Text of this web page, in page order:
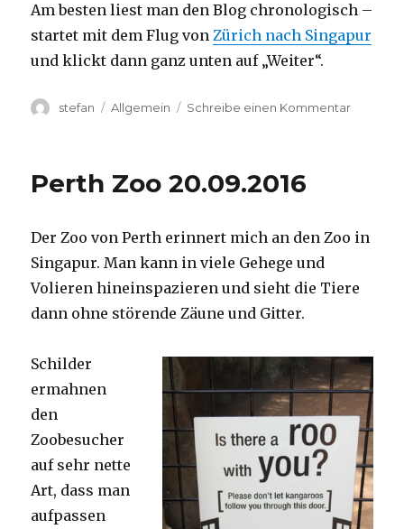
Am besten liest man den Blog chronologisch –
startet mit dem Flug vonZürich nach Singapur
und klickt dann ganz unten auf „Weiter“.
Autor
stefan Kategorien
Allgemein Schreibe einen Kommentarzu
Perth
Perth Zoo 20.09.2016
Der Zoo von Perth erinnert mich an den Zoo in
Singapur. Man kann in viele Gehege und
Volieren hineinspazieren und sieht die Tiere
dann ohne störende Zäune und Gitter.
Schilder
ermahnen
den
Zoobesucher
auf sehr nette
Art, dass man
aufpassen